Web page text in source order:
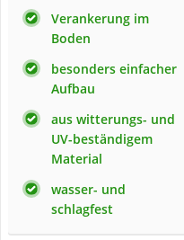
Verankerung im
Boden
besonders einfacher
Aufbau
aus witterungs- und
UV-beständigem
Material
wasser- und
schlagfest